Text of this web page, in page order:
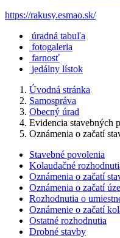
https://rakusy.esmao.sk/
úradná tabuľa
fotogaleria
farnosť
jedálny lístok
Úvodná stránka
Samospráva
Obecný úrad
Evidencia stavebných
Oznámenia o začatí
Stavebné povolenia
Kolaudačné
Oznámenia o začatí
Oznámenia o začatí
Rozhodnutia o
Oznámenie o začatí
Ostatné rozhodnutia
Drobné stavby